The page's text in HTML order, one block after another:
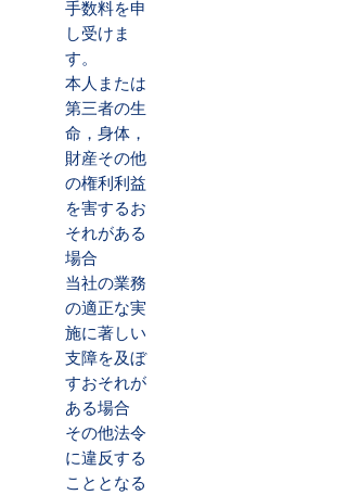
手数料を申
し受けま
す。
本人または
第三者の生
命，身体，
財産その他
の権利利益
を害するお
それがある
場合
当社の業務
の適正な実
施に著しい
支障を及ぼ
すおそれが
ある場合
その他法令
に違反する
こととなる